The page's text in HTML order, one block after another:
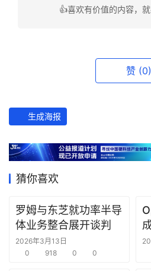
深
度
产
数
据
👍喜欢有价值的内容，
赞 (0)
生成海报
猜你喜欢
罗姆与东芝就功率半导
体业务整合展开谈判
2026年3月13日
0
918 0 0